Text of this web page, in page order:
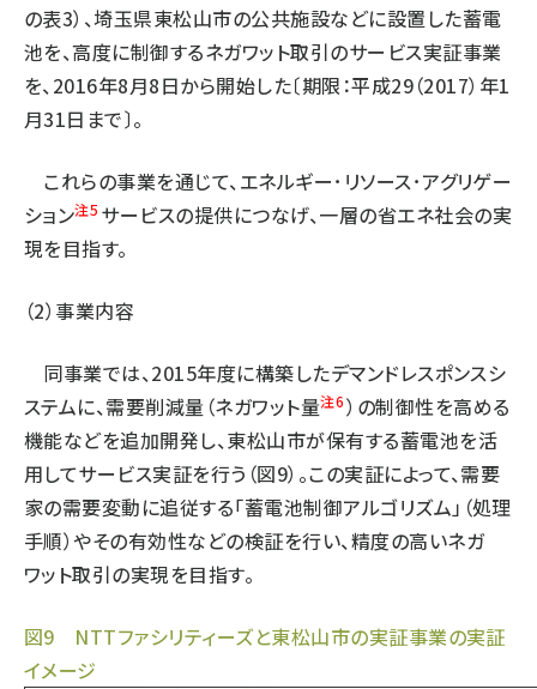
の表3）、埼玉県東松山市の公共施設などに設置した蓄電
池を、高度に制御するネガワット取引のサービス実証事業
を、2016年8月8日から開始した〔期限：平成29（2017）年1
月31日まで〕。
これらの事業を通じて、エネルギー･リソース･アグリゲー
ション注5 サービスの提供につなげ、一層の省エネ社会の実
現を目指す。
（2）事業内容
同事業では、2015年度に構築したデマンドレスポンスシ
ステムに、需要削減量（ネガワット量注6）の制御性を高める
機能などを追加開発し、東松山市が保有する蓄電池を活
用してサービス実証を行う（図9）。この実証によって、需要
家の需要変動に追従する「蓄電池制御アルゴリズム」（処理
手順）やその有効性などの検証を行い、精度の高いネガ
ワット取引の実現を目指す。
図9 NTTファシリティーズと東松山市の実証事業の実証
イメージ